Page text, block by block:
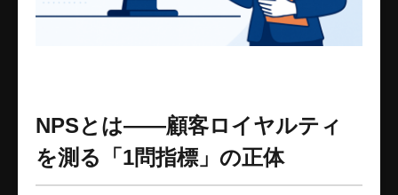
NPSとは――顧客ロイヤルティ
を測る「1問指標」の正体